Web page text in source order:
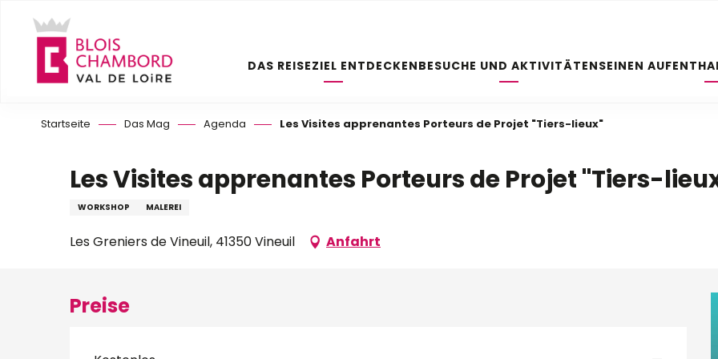
contenu
principal
DAS REISEZIEL ENTDECKENBESUCHE UND AKTIVITÄTENSEINEN
Startseite Das Mag Agenda Les Visites apprenantes Porteurs de Projet "Tiers-lieux"
Les Visites apprenantes Porteurs de Projet "Tiers-
WORKSHOP MALEREI
Les Greniers de Vineuil, 41350 Vineuil Anfahrt
Preise